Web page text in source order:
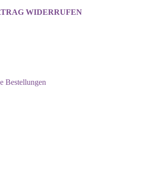
WIDERRUFEN
Bestellungen